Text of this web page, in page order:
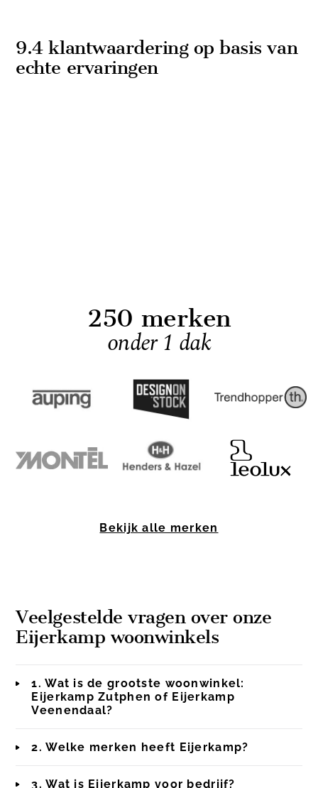
9.4 klantwaardering op basis van
echte ervaringen
250 merken
onder 1 dak
Bekijk alle merken
Veelgestelde vragen over onze
Eijerkamp woonwinkels
1. Wat is de grootste woonwinkel:
Eijerkamp Zutphen of Eijerkamp
Veenendaal?
2. Welke merken heeft Eijerkamp?
3. Wat is Eijerkamp voor bedrijf?